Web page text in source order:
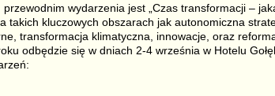
przewodnim wydarzenia jest „Czas transformacji –
takich kluczowych obszarach jak autonomiczna
transformacja klimatyczna, innowacje, oraz
odbędzie się w dniach 2-4 września w Hotelu